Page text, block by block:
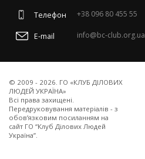
Телефон +38 096 80 455 55
E-mail info@bc-club.org.ua
© 2009 - 2026. ГО «КЛУБ ДІЛОВИХ
ЛЮДЕЙ УКРАЇНА»
Всi права захищенi.
Передруковування матеріалів - з
обов’язковим посиланням на
сайт ГО “Клуб Ділових Людей
Україна”.